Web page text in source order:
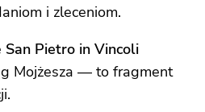
i zleceniom.
San Pietro in Vincoli
Mojżesza — to fragment